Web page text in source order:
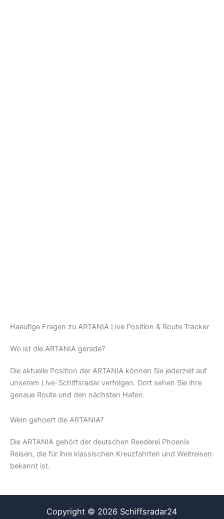
Haeufige Fragen zu ARTANIA Live Position & Route Tracker
Wo ist die ARTANIA gerade?
Die aktuelle Position der ARTANIA können Sie jederzeit auf
unserem Live-Schiffsradar verfolgen. Dort sehen Sie ihre
genaue Route und den nächsten Hafen.
Wem gehoert die ARTANIA?
Die ARTANIA gehört der deutschen Reederei Phoenix
Reisen, die für ihre klassischen Kreuzfahrten und Weltreisen
bekannt ist.
Copyright © 2026 Schiffsradar24